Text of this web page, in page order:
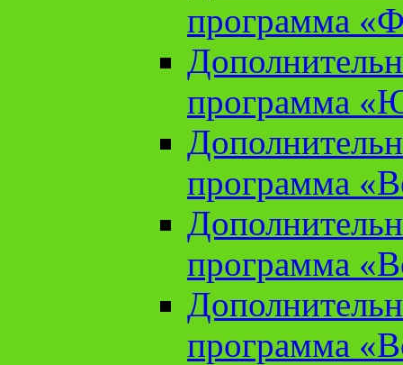
программа
программа
программа
программа
программа